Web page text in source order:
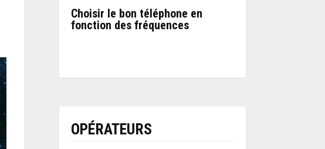
Choisir le bon téléphone en
fonction des fréquences
OPÉRATEURS